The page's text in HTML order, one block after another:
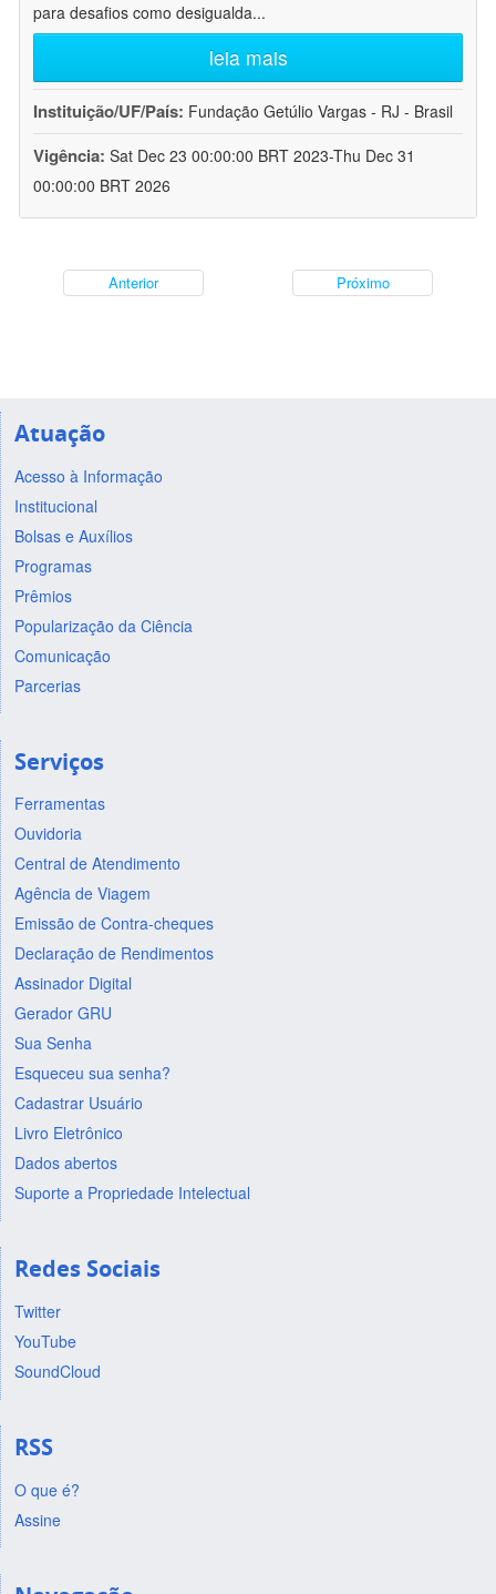
para desafios como desigualda...
leia mais
Instituição/UF/País: Fundação Getúlio Vargas - RJ - Brasil
Vigência: Sat Dec 23 00:00:00 BRT 2023-Thu Dec 31
00:00:00 BRT 2026
Anterior Próximo
Atuação
Acesso à Informação
Institucional
Bolsas e Auxílios
Programas
Prêmios
Popularização da Ciência
Comunicação
Parcerias
Serviços
Ferramentas
Ouvidoria
Central de Atendimento
Agência de Viagem
Emissão de Contra-cheques
Declaração de Rendimentos
Assinador Digital
Gerador GRU
Sua Senha
Esqueceu sua senha?
Cadastrar Usuário
Livro Eletrônico
Dados abertos
Suporte a Propriedade Intelectual
Redes Sociais
Twitter
YouTube
SoundCloud
RSS
O que é?
Assine